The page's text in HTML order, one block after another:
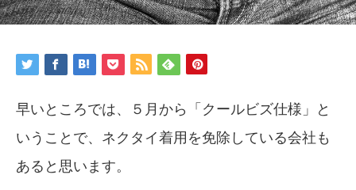
早いところでは、５月から「クールビズ仕様」と
いうことで、ネクタイ着用を免除している会社も
あると思います。